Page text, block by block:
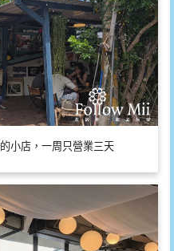
小店，一周只營業三天